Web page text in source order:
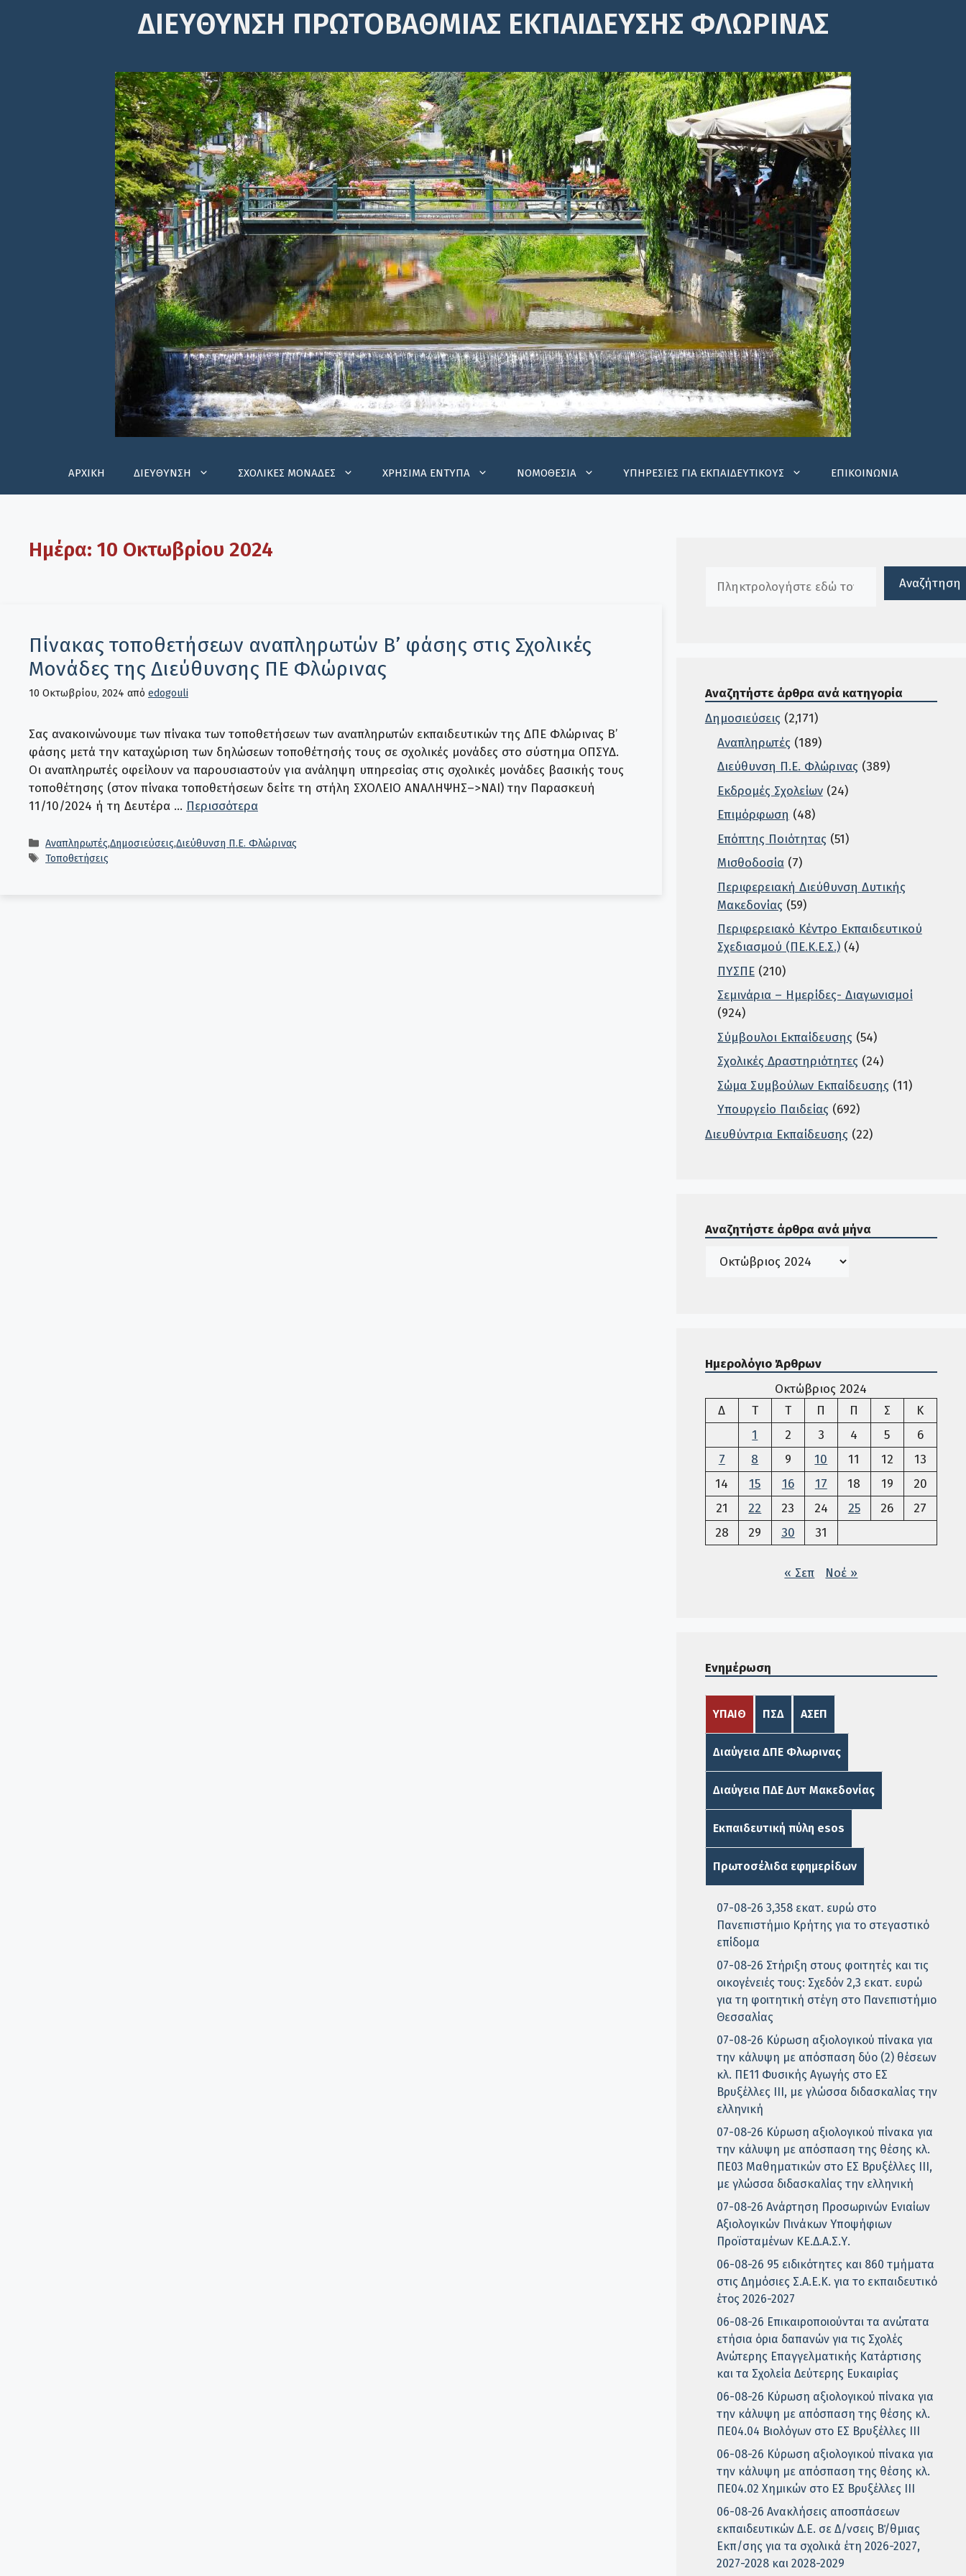
ΔΙΕΎΘΥΝΣΗ ΠΡΩΤΟΒΆΘΜΙΑΣ ΕΚΠΑΊΔΕΥΣΗΣ ΦΛΩΡΙΝΑΣ
ΑΡΧΙΚΗ ΔΙΕΥΘΥΝΣΗ ΣΧΟΛΙΚΕΣ ΜΟΝΑΔΕΣ ΧΡΗΣΙΜΑ ΕΝΤΥΠΑ ΝΟΜΟΘΕΣΙΑ ΥΠΗΡΕΣΙΕΣ ΓΙΑ ΕΚΠΑΙΔΕΥΤΙΚΟΥΣ ΕΠΙΚΟΙΝΩΝΙΑ
Ημέρα: 10 Οκτωβρίου 2024
Πίνακας τοποθετήσεων αναπληρωτών Β’ φάσης στις Σχολικές
Μονάδες της Διεύθυνσης ΠΕ Φλώρινας
10 Οκτωβρίου, 2024 από edogouli
Σας ανακοινώνουμε των πίνακα των τοποθετήσεων των αναπληρωτών εκπαιδευτικών της ΔΠΕ Φλώρινας Β’
φάσης μετά την καταχώριση των δηλώσεων τοποθέτησής τους σε σχολικές μονάδες στο σύστημα ΟΠΣΥΔ.
Οι αναπληρωτές οφείλουν να παρουσιαστούν για ανάληψη υπηρεσίας στις σχολικές μονάδες βασικής τους
τοποθέτησης (στον πίνακα τοποθετήσεων δείτε τη στήλη ΣΧΟΛΕΙΟ ΑΝΑΛΗΨΗΣ–>ΝΑΙ) την Παρασκευή
11/10/2024 ή τη Δευτέρα … Περισσότερα
Κατηγορίες
Αναπληρωτές,Δημοσιεύσεις,Διεύθυνση Π.Ε. Φλώρινας
Ετικέτες
Τοποθετήσεις
Αναζήτηση
Αναζητήστε άρθρα ανά κατηγορία
Δημοσιεύσεις (2,171)
Αναπληρωτές (189)
Διεύθυνση Π.Ε. Φλώρινας (389)
Εκδρομές Σχολείων(24)
Επιμόρφωση (48)
Επόπτης Ποιότητας (51)
Μισθοδοσία(7)
Περιφερειακή Διεύθυνση Δυτικής
Μακεδονίας (59)
Περιφερειακό Κέντρο Εκπαιδευτικού
Σχεδιασμού (ΠΕ.Κ.Ε.Σ.)(4)
ΠΥΣΠΕ(210)
Σεμινάρια – Ημερίδες- Διαγωνισμοί
(924)
Σύμβουλοι Εκπαίδευσης (54)
Σχολικές Δραστηριότητες (24)
Σώμα Συμβούλων Εκπαίδευσης (11)
Υπουργείο Παιδείας (692)
Διευθύντρια Εκπαίδευσης (22)
Αναζητήστε άρθρα ανά μήνα
Ιστορικό
Ημερολόγιο Άρθρων
Οκτώβριος 2024
ΔΔευτέρα
ΤΤρίτηΤΤετάρτη
Π Πέμπτη
Π Παρασκευή
ΣΣάββατο
Κ
1
2 3 4 5
6
7
8 9 10 11 12
13
14
15 16 17 18 19
20
21
22 23 24 25 26
27
28
29 30 31
« Σεπ Νοέ »
Ενημέρωση
ΥΠΑΙΘ ΠΣΔ ΑΣΕΠ
Διαύγεια ΔΠΕ Φλωρινας
Διαύγεια ΠΔΕ Δυτ Μακεδονίας
Εκπαιδευτική πύλη esos
Πρωτοσέλιδα εφημερίδων
07-08-26 3,358 εκατ. ευρώ στο
Πανεπιστήμιο Κρήτης για το στεγαστικό
επίδομα
07-08-26 Στήριξη στους φοιτητές και τις
οικογένειές τους: Σχεδόν 2,3 εκατ. ευρώ
για τη φοιτητική στέγη στο Πανεπιστήμιο
Θεσσαλίας
07-08-26 Κύρωση αξιολογικού πίνακα για
την κάλυψη με απόσπαση δύο (2) θέσεων
κλ. ΠΕ11 Φυσικής Αγωγής στο ΕΣ
Βρυξέλλες ΙΙΙ, με γλώσσα διδασκαλίας την
ελληνική
07-08-26 Κύρωση αξιολογικού πίνακα για
την κάλυψη με απόσπαση της θέσης κλ.
ΠΕ03 Μαθηματικών στο ΕΣ Βρυξέλλες ΙΙΙ,
με γλώσσα διδασκαλίας την ελληνική
07-08-26 Ανάρτηση Προσωρινών Ενιαίων
Αξιολογικών Πινάκων Υποψήφιων
Προϊσταμένων ΚΕ.Δ.Α.Σ.Υ.
06-08-26 95 ειδικότητες και 860 τμήματα
στις Δημόσιες Σ.Α.Ε.Κ. για το εκπαιδευτικό
έτος 2026-2027
06-08-26 Επικαιροποιούνται τα ανώτατα
ετήσια όρια δαπανών για τις Σχολές
Ανώτερης Επαγγελματικής Κατάρτισης
και τα Σχολεία Δεύτερης Ευκαιρίας
06-08-26 Κύρωση αξιολογικού πίνακα για
την κάλυψη με απόσπαση της θέσης κλ.
ΠΕ04.04 Βιολόγων στο ΕΣ Βρυξέλλες ΙΙΙ
06-08-26 Κύρωση αξιολογικού πίνακα για
την κάλυψη με απόσπαση της θέσης κλ.
ΠΕ04.02 Χημικών στο ΕΣ Βρυξέλλες ΙΙΙ
06-08-26 Ανακλήσεις αποσπάσεων
εκπαιδευτικών Δ.Ε. σε Δ/νσεις Β΄/θμιας
Εκπ/σης για τα σχολικά έτη 2026-2027,
2027-2028 και 2028-2029